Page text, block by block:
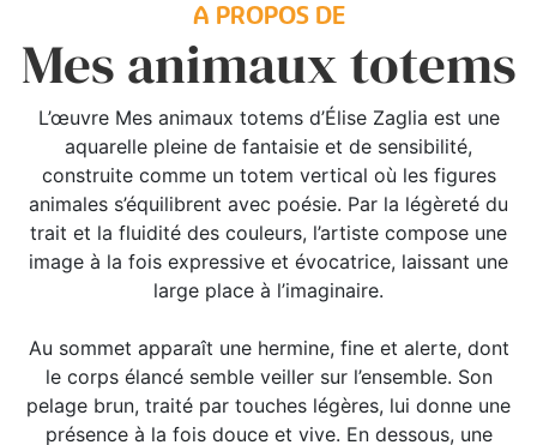
A PROPOS DE
Mes animaux totems
L’œuvre Mes animaux totems d’Élise Zaglia est une
aquarelle pleine de fantaisie et de sensibilité,
construite comme un totem vertical où les figures
animales s’équilibrent avec poésie. Par la légèreté du
trait et la fluidité des couleurs, l’artiste compose une
image à la fois expressive et évocatrice, laissant une
large place à l’imaginaire.
Au sommet apparaît une hermine, fine et alerte, dont
le corps élancé semble veiller sur l’ensemble. Son
pelage brun, traité par touches légères, lui donne une
présence à la fois douce et vive. En dessous, une